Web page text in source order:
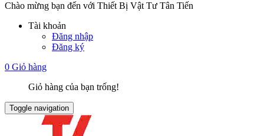
Chào mừng bạn đến với Thiết Bị Vật Tư Tân Tiến
Tài khoản
Đăng nhập
Đăng ký
0 Giỏ hàng
Giỏ hàng của bạn trống!
Toggle navigation